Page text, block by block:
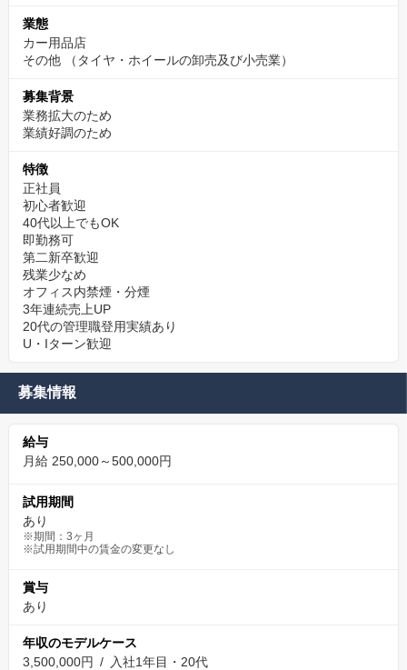
業態
カー用品店
その他
（タイヤ・ホイールの卸売及び小売業）
募集背景
業務拡大のため
業績好調のため
特徴
正社員
初心者歓迎
40代以上でもOK
即勤務可
第二新卒歓迎
残業少なめ
オフィス内禁煙・分煙
3年連続売上UP
20代の管理職登用実績あり
U・Iターン歓迎
募集情報
給与
月給 250,000～500,000円
試用期間
あり
※期間：3ヶ月
※試用期間中の賃金の変更なし
賞与
あり
年収のモデルケース
3,500,000円 / 入社1年目・20代